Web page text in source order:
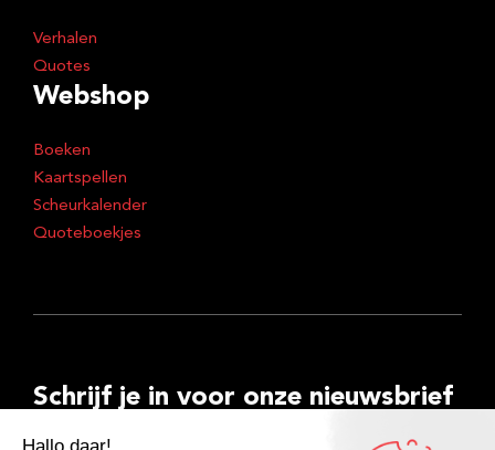
Verhalen
Quotes
Webshop
Boeken
Kaartspellen
Scheurkalender
Quoteboekjes
Schrijf je in voor onze nieuwsbrief